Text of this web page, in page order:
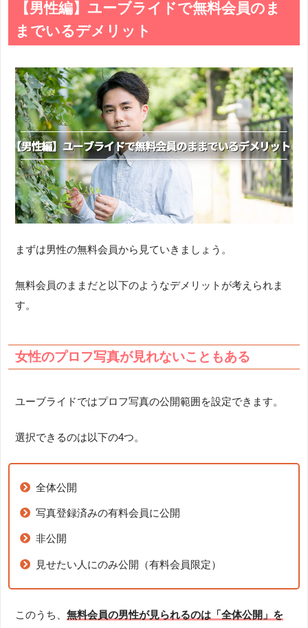
【男性編】ユーブライドで無料会員のま
までいるデメリット
まずは男性の無料会員から見ていきましょう。
無料会員のままだと以下のようなデメリットが考えられま
す。
女性のプロフ写真が見れないこともある
ユーブライドではプロフ写真の公開範囲を設定できます。
選択できるのは以下の4つ。
全体公開
写真登録済みの有料会員に公開
非公開
見せたい人にのみ公開（有料会員限定）
このうち、無料会員の男性が見られるのは「全体公開」を